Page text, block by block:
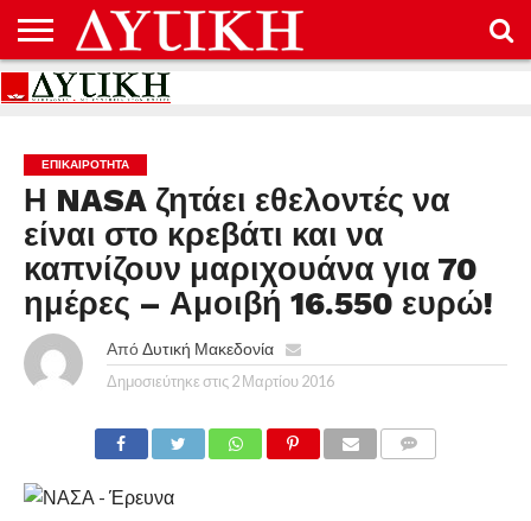
ΑΡΧΙΚΉ
ΕΠΙΚΟΙΝΩΝΊΑ
ΌΡΟΙ
ΠΡΟΣΤΑΣΊΑ
ΕΠΙΚΑΙΡΟΤΗΤΑ
Η NASA ζητάει εθελοντές να
είναι στο κρεβάτι και να
καπνίζουν μαριχουάνα για 70
ημέρες – Αμοιβή 16.550 ευρώ!
Από Δυτική Μακεδονία
Δημοσιεύτηκε στις 2 Μαρτίου 2016